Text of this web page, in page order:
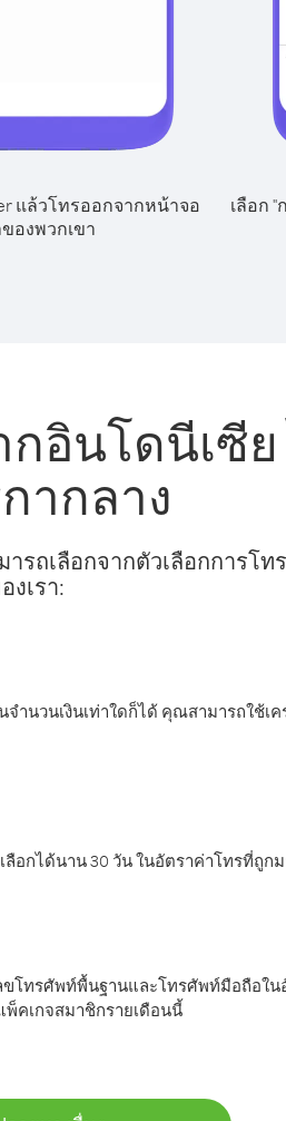
แล้วโทรออกจากหน้าจอ
องพวกเขา
เลือก
อินโดนีเซี
ากลาง
ถเลือกจากตัวเลือกการโ
งเรา:
ำนวนเงินเท่าใดก็ได้ คุณสามารถใช้เ
อกได้นาน 30 วัน ในอัตราค่าโทรที่ถูก
โทรศัพท์พื้นฐานและโทรศัพท์มือถือใ
คเกจสมาชิกรายเดือนนี้